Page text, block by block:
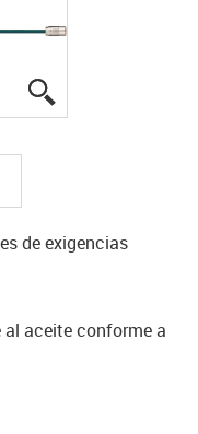
de exigencias
aceite conforme a